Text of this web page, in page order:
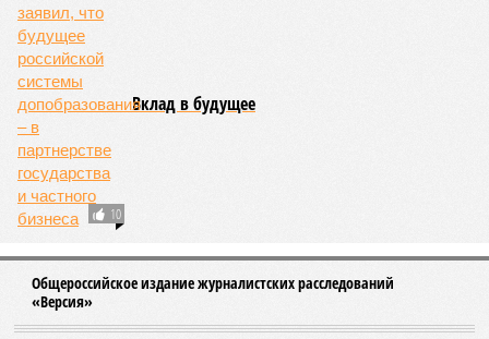
их исключить? Ведь всё это зависит от множества
вводных, от обычных ошибок при делении клеток до
стрессовых факторов, состояния окружающей среды и
воздействия вирусов. На этот вопрос ответа у учёных из
Сколкова нет. Во всяком случае, пока нет.
Кстати
Самым долгоживущим человеком на Земле остаётся
француженка Жанна Кальман, родившаяся 21 февраля
1875 года в Арле и там же скончавшаяся 4 августа
дня.
Всю свою жизнь она прожила в родном городе, лишь к